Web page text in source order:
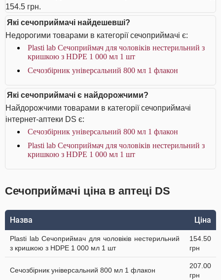
154.5 грн.
Які сечоприймачі найдешевші?
Недорогими товарами в категорії сечоприймачі є:
Plasti lab Сечоприймач для чоловіків нестерильний з
кришкою з HDPE 1 000 мл 1 шт
Сечозбірник універсальний 800 мл 1 флакон
Які сечоприймачі є найдорожчими?
Найдорожчими товарами в категорії сечоприймачі
інтернет-аптеки DS є:
Сечозбірник універсальний 800 мл 1 флакон
Plasti lab Сечоприймач для чоловіків нестерильний з
кришкою з HDPE 1 000 мл 1 шт
Сечоприймачі ціна в аптеці DS
Назва Ціна
Plasti lab Сечоприймач для чоловіків нестерильний
з кришкою з HDPE 1 000 мл 1 шт
154.50
грн
Сечозбірник універсальний 800 мл 1 флакон
207.00
грн